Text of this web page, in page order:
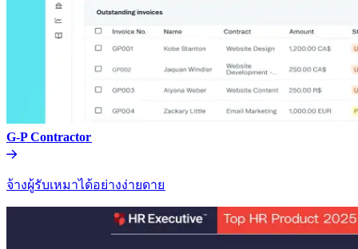
G-P Contractor​​
จ้างผู้รับเหมาได้อย่างง่ายดาย​​